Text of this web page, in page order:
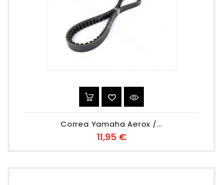
Correa Yamaha Aerox /...
11,95 €Preu